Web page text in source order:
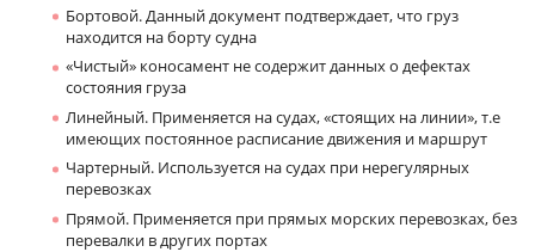
Бортовой. Данный документ подтверждает, что груз
находится на борту судна
«Чистый» коносамент не содержит данных о дефектах
состояния груза
Линейный. Применяется на судах, «стоящих на линии», т.е
имеющих постоянное расписание движения и маршрут
Чартерный. Используется на судах при нерегулярных
перевозках
Прямой. Применяется при прямых морских перевозках, без
перевалки в других портах